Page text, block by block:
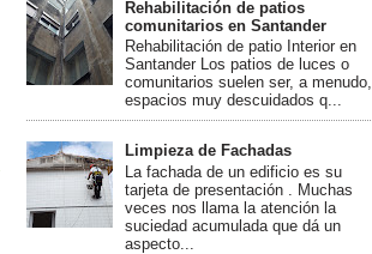
Rehabilitación de patios
comunitarios en Santander
Rehabilitación de patio Interior en
Santander Los patios de luces o
comunitarios suelen ser, a menudo,
espacios muy descuidados q...
Limpieza de Fachadas
La fachada de un edificio es su
tarjeta de presentación . Muchas
veces nos llama la atención la
suciedad acumulada que dá un
aspecto...